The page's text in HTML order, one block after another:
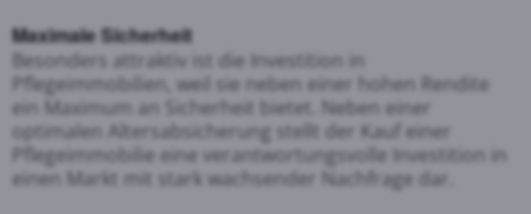
Maximale Sicherheit
Besonders attraktiv ist die Investition in
Pflegeimmobilien, weil sie neben einer hohen Rendite
ein Maximum an Sicherheit bietet. Neben einer
optimalen Altersabsicherung stellt der Kauf einer
Pflegeimmobilie eine verantwortungsvolle Investition in
einen Markt mit stark wachsender Nachfrage dar.